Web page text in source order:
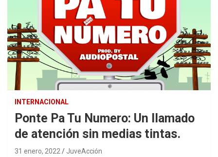
INTERNACIONAL
Ponte Pa Tu Numero: Un llamado
de atención sin medias tintas.
31 enero, 2022 JuveAcción